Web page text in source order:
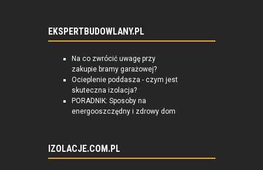
EKSPERTBUDOWLANY.PL
Na co zwrócić uwagę przy
zakupie bramy garażowej?
Ocieplenie poddasza - czym jest
skuteczna izolacja?
PORADNIK: Sposoby na
energooszczędny i zdrowy dom
IZOLACJE.COM.PL